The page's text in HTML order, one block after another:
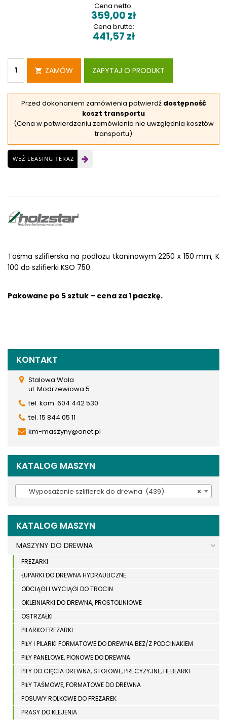
Cena netto:
359,00 zł
Cena brutto:
441,57 zł
ZAMÓW ZAPYTAJ O PRODUKT
Przed dokonaniem zamówienia potwierdź dostępność
koszt transportu
(Cena w potwierdzeniu zamówienia nie uwzględnia kosztów
transportu)
WEŹ LEASING TERAZ
Taśma szlifierska na podłożu tkaninowym 2250 x 150 mm, K
100 do szlifierki KSO 750.
Pakowane po 5 sztuk – cena za 1 paczkę.
KONTAKT
Stalowa Wola
ul. Modrzewiowa 5
tel. kom. 604 442 530
tel. 15 844 05 11
km-maszyny@onet.pl
KATALOG MASZYN
×
Wyposażenie szlifierek do drewna (439)
KATALOG MASZYN
MASZYNY DO DREWNA
FREZARKI
ŁUPARKI DO DREWNA HYDRAULICZNE
ODCIĄGI I WYCIĄGI DO TROCIN
OKLEINIARKI DO DREWNA, PROSTOLINIOWE
OSTRZAŁKI
PILARKO FREZARKI
PIŁY I PILARKI FORMATOWE DO DREWNA BEZ/Z PODCINAKIEM
PIŁY PANELOWE, PIONOWE DO DREWNA
PIŁY DO CIĘCIA DREWNA, STOŁOWE, PRECYZYJNE, HEBLARKI
PIŁY TAŚMOWE, FORMATOWE DO DREWNA
POSUWY ROLKOWE DO FREZAREK
PRASY DO KLEJENIA